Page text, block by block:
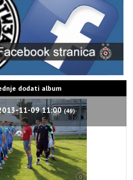
dodati album
11-09 11:00(49)